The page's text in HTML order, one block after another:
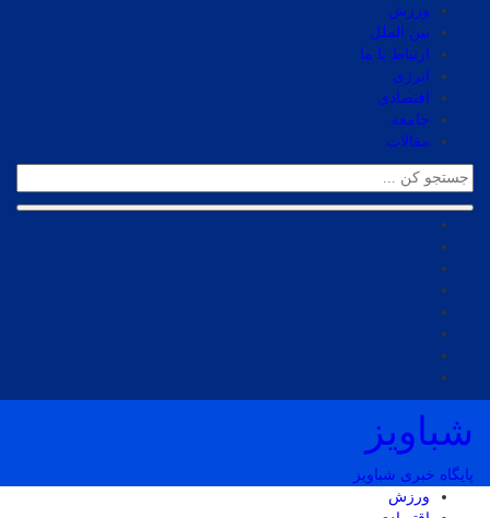
ورزش
بین الملل
ارتباط با ما
انرژی
اقتصادی
جامعه
مقالات
شباویز
پایگاه خبری شباویز
ورزش